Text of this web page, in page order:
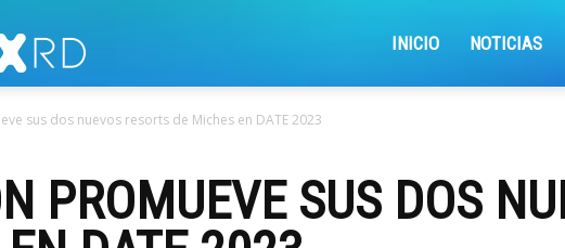
INICIO NOTICIAS
sus dos nuevos resorts de Miches en DATE 2023
PROMUEVE SUS DOS